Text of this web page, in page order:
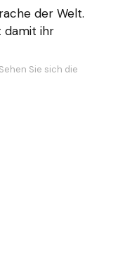
der Welt.
damit ihr
Sehen Sie sich die